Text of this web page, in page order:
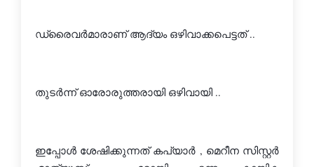
ഡ്രൈവര്‍മാരാണ് ആദ്യം ഒഴിവാക്കപെട്ടത് ..
തുടര്‍ന്ന് ഓരോരുത്തരായി ഒഴിവായി ..
ഇപ്പോള്‍ ശേഷിക്കുന്നത് കപ്യാര്‍ , മെറീന സിസ്റ്റര്‍